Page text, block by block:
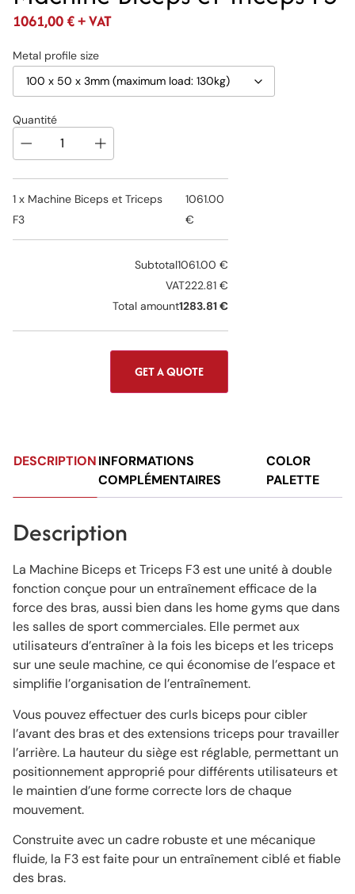
1061,00€+ VAT
Metal profile size
Quantité
1 x Machine Biceps et Triceps
F3
1061.00
€
Subtotal1061.00 €
VAT222.81 €
Total amount1283.81 €
GET A QUOTE
DESCRIPTIONINFORMATIONS
COMPLÉMENTAIRES
COLOR
PALETTE
Description
La Machine Biceps et Triceps F3 est une unité à double
fonction conçue pour un entraînement efficace de la
force des bras, aussi bien dans les home gyms que dans
les salles de sport commerciales. Elle permet aux
utilisateurs d’entraîner à la fois les biceps et les triceps
sur une seule machine, ce qui économise de l’espace et
simplifie l’organisation de l’entraînement.
Vous pouvez effectuer des curls biceps pour cibler
l’avant des bras et des extensions triceps pour travailler
l’arrière. La hauteur du siège est réglable, permettant un
positionnement approprié pour différents utilisateurs et
le maintien d’une forme correcte lors de chaque
mouvement.
Construite avec un cadre robuste et une mécanique
fluide, la F3 est faite pour un entraînement ciblé et fiable
des bras.